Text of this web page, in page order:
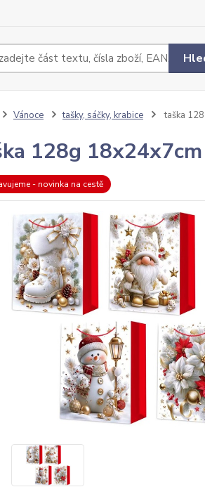
Vánoce tašky, sáčky, krabice taška
128g
- novinka na cestě